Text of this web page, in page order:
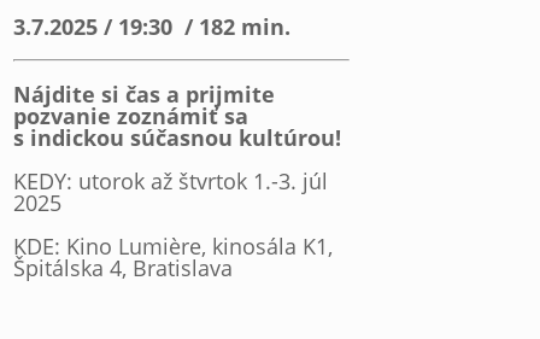
3.7.2025 / 19:30 / 182 min.
Nájdite si čas a prijmite
pozvanie zoznámiť sa
s indickou súčasnou kultúrou!
KEDY: utorok až štvrtok 1.-3. júl
2025
KDE: Kino Lumière, kinosála K1,
Špitálska 4, Bratislava